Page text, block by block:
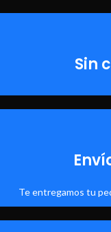
Sin
Te entregamos tu